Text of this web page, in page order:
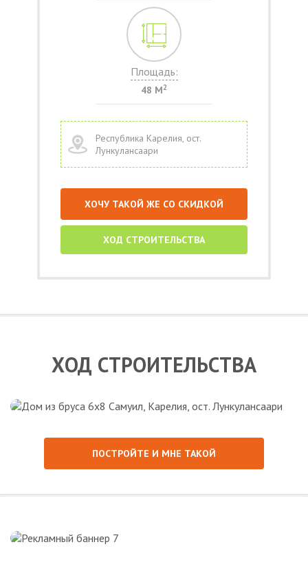
Площадь:
48 М2
Республика Карелия, ост.
Лункулансаари
ХОЧУ ТАКОЙ ЖЕ СО СКИДКОЙ
ХОД СТРОИТЕЛЬСТВА
ХОД СТРОИТЕЛЬСТВА
ПОСТРОЙТЕ И МНЕ ТАКОЙ